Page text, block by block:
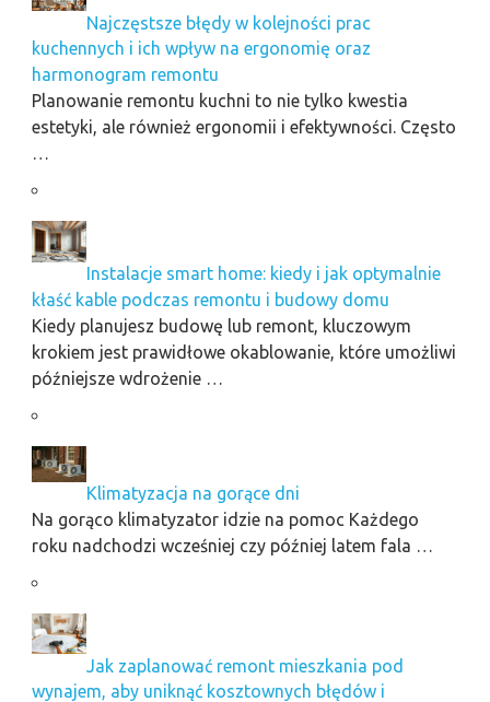
Najczęstsze błędy w kolejności prac
kuchennych i ich wpływ na ergonomię oraz
harmonogram remontu
Planowanie remontu kuchni to nie tylko kwestia
estetyki, ale również ergonomii i efektywności. Często
…
Instalacje smart home: kiedy i jak optymalnie
kłaść kable podczas remontu i budowy domu
Kiedy planujesz budowę lub remont, kluczowym
krokiem jest prawidłowe okablowanie, które umożliwi
późniejsze wdrożenie …
Klimatyzacja na gorące dni
Na gorąco klimatyzator idzie na pomoc Każdego
roku nadchodzi wcześniej czy później latem fala …
Jak zaplanować remont mieszkania pod
wynajem, aby uniknąć kosztownych błędów i